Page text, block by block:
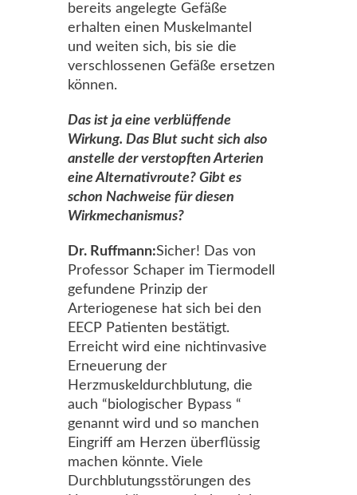
bereits angelegte Gefäße
erhalten einen Muskelmantel
und weiten sich, bis sie die
verschlossenen Gefäße ersetzen
können.
Das ist ja eine verblüffende
Wirkung. Das Blut sucht sich also
anstelle der verstopften Arterien
eine Alternativroute? Gibt es
schon Nachweise für diesen
Wirkmechanismus?
Dr. Ruffmann:Sicher! Das von
Professor Schaper im Tiermodell
gefundene Prinzip der
Arteriogenese hat sich bei den
EECP Patienten bestätigt.
Erreicht wird eine nichtinvasive
Erneuerung der
Herzmuskeldurchblutung, die
auch “biologischer Bypass “
genannt wird und so manchen
Eingriff am Herzen überflüssig
machen könnte. Viele
Durchblutungsstörungen des